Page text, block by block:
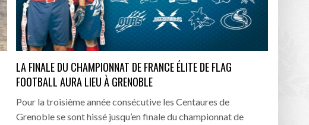
LA FINALE DU CHAMPIONNAT DE FRANCE ÉLITE DE FLAG
FOOTBALL AURA LIEU À GRENOBLE
Pour la troisième année consécutive les Centaures de
Grenoble se sont hissé jusqu’en finale du championnat de